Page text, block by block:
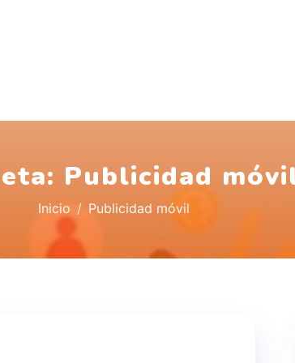
Publicidad
Inicio Publicidad móvil